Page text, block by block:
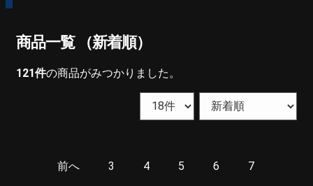
商品一覧 （新着順）
121件の商品がみつかりました。
前へ 3 4 5 6 7